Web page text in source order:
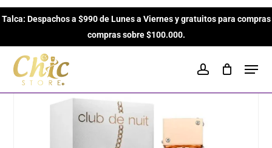
Skip
to
content
Talca: Despachos a $990 de Lunes a Viernes y gratuitos para compras
compras sobre $100.000.
account
Inicio Perfumes Unisex Amaderados
Club de Nuit
Milestone Parfum de 105ml Unisex